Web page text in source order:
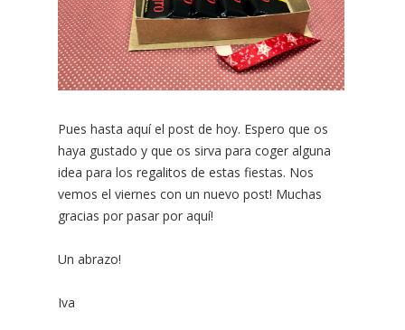
Pues hasta aquí el post de hoy. Espero que os
haya gustado y que os sirva para coger alguna
idea para los regalitos de estas fiestas. Nos
vemos el viernes con un nuevo post! Muchas
gracias por pasar por aquí!
Un abrazo!
Iva